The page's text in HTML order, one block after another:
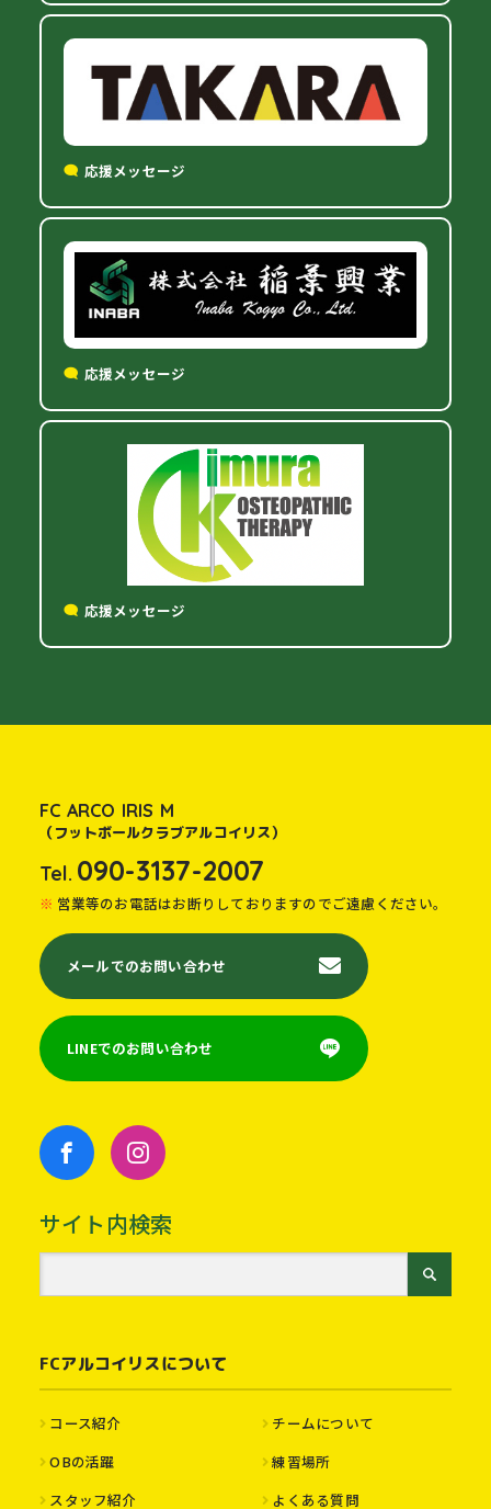
応援メッセージ
応援メッセージ
応援メッセージ
FC ARCO IRIS M
（フットボールクラブアルコイリス）
Tel. 090-3137-2007
営業等のお電話はお断りしておりますのでご遠慮ください。
メールでのお問い合わせ
LINEでのお問い合わせ
サイト内検索
FCアルコイリスについて
コース紹介
チームについて
OBの活躍
練習場所
スタッフ紹介
よくある質問